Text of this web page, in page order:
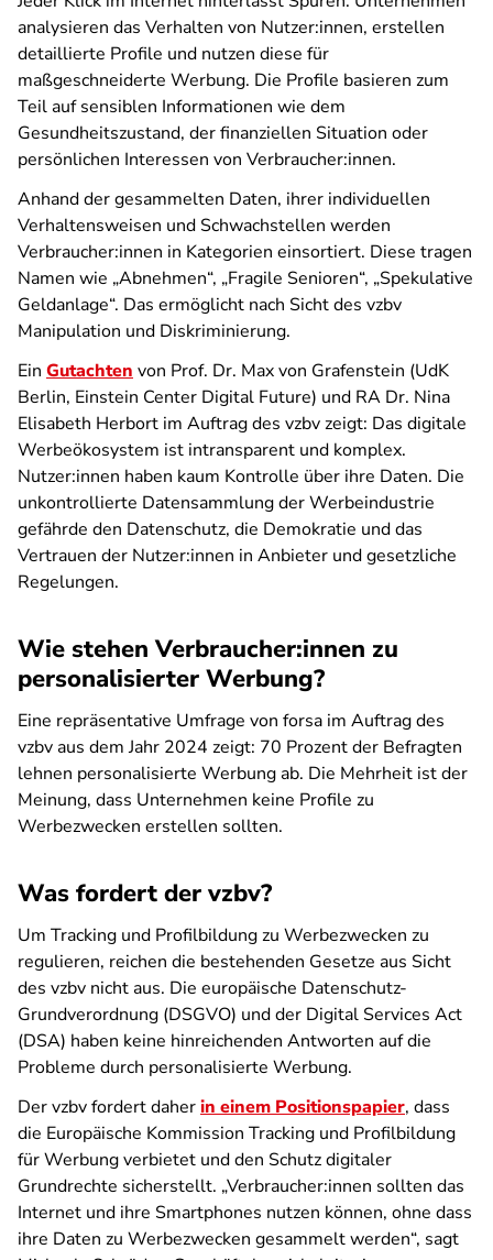
analysieren das Verhalten von Nutzer:innen, erstellen
detaillierte Profile und nutzen diese für
maßgeschneiderte Werbung. Die Profile basieren zum
Teil auf sensiblen Informationen wie dem
Gesundheitszustand, der finanziellen Situation oder
persönlichen Interessen von Verbraucher:innen.
Anhand der gesammelten Daten, ihrer individuellen
Verhaltensweisen und Schwachstellen werden
Verbraucher:innen in Kategorien einsortiert. Diese tragen
Namen wie „Abnehmen“, „Fragile Senioren“, „Spekulative
Geldanlage“. Das ermöglicht nach Sicht des vzbv
Manipulation und Diskriminierung.
Ein Gutachten von Prof. Dr. Max von Grafenstein (UdK
Berlin, Einstein Center Digital Future) und RA Dr. Nina
Elisabeth Herbort im Auftrag des vzbv zeigt: Das digitale
Werbeökosystem ist intransparent und komplex.
Nutzer:innen haben kaum Kontrolle über ihre Daten. Die
unkontrollierte Datensammlung der Werbeindustrie
gefährde den Datenschutz, die Demokratie und das
Vertrauen der Nutzer:innen in Anbieter und gesetzliche
Regelungen.
Wie stehen Verbraucher:innen zu
personalisierter Werbung?
Eine repräsentative Umfrage von forsa im Auftrag des
vzbv aus dem Jahr 2024 zeigt: 70 Prozent der Befragten
lehnen personalisierte Werbung ab. Die Mehrheit ist der
Meinung, dass Unternehmen keine Profile zu
Werbezwecken erstellen sollten.
Was fordert der vzbv?
Um Tracking und Profilbildung zu Werbezwecken zu
regulieren, reichen die bestehenden Gesetze aus Sicht
des vzbv nicht aus. Die europäische Datenschutz-
Grundverordnung (DSGVO) und der Digital Services Act
(DSA) haben keine hinreichenden Antworten auf die
Probleme durch personalisierte Werbung.
Der vzbv fordert daherin einem Positionspapier, dass
die Europäische Kommission Tracking und Profilbildung
für Werbung verbietet und den Schutz digitaler
Grundrechte sicherstellt. „Verbraucher:innen sollten das
Internet und ihre Smartphones nutzen können, ohne dass
ihre Daten zu Werbezwecken gesammelt werden“, sagt